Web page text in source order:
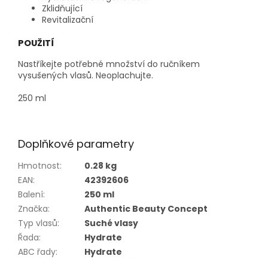
Zklidňující
Revitalizační
POUŽITÍ
Nastříkejte potřebné množství do ručníkem
vysušených vlasů. Neoplachujte.
250 ml
Doplňkové parametry
Hmotnost:
0.28 kg
EAN:
42392606
Balení:
250 ml
Značka:
Authentic Beauty Concept
Typ vlasů:
Suché vlasy
Řada:
Hydrate
ABC řady:
Hydrate